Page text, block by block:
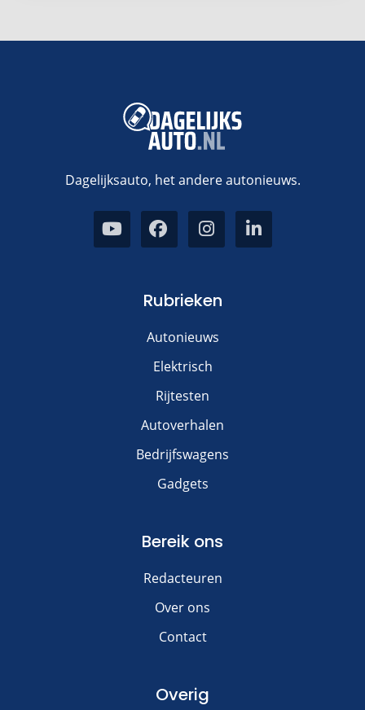
Dagelijksauto, het andere autonieuws.
Rubrieken
Autonieuws
Elektrisch
Rijtesten
Autoverhalen
Bedrijfswagens
Gadgets
Bereik ons
Redacteuren
Over ons
Contact
Overig